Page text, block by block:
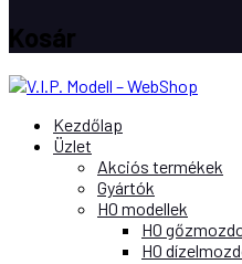
Kosár
Kezdőlap
Üzlet
Akciós termékek
Gyártók
H0 modellek
H0
H0